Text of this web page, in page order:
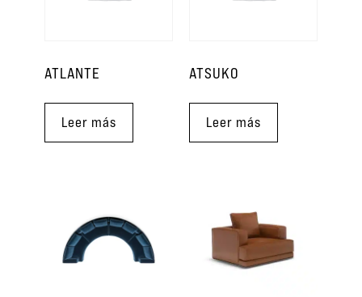
ATLANTE
Leer más
ATSUKO
Leer más